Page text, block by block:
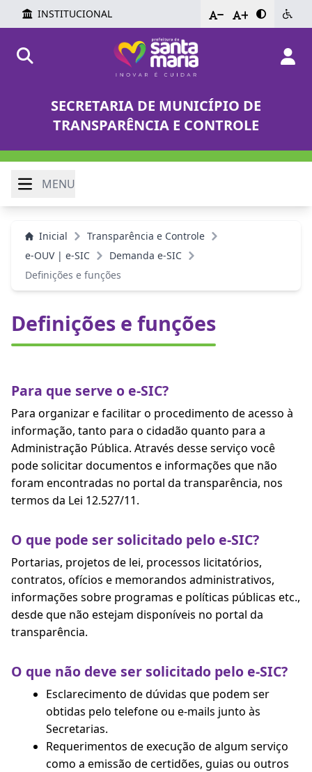
INSTITUCIONAL - +
SECRETARIA DE MUNICÍPIO DE
TRANSPARÊNCIA E CONTROLE
MENU
Inicial
Transparência e Controle
e-OUV | e-SIC
Demanda e-SIC
Definições e funções
Definições e funções
Para que serve o e-SIC?
Para organizar e facilitar o procedimento de acesso à
informação, tanto para o cidadão quanto para a
Administração Pública. Através desse serviço você
pode solicitar documentos e informações que não
foram encontradas no portal da transparência, nos
termos da Lei 12.527/11.
O que pode ser solicitado pelo e-SIC?
Portarias, projetos de lei, processos licitatórios,
contratos, ofícios e memorandos administrativos,
informações sobre programas e políticas públicas etc.,
desde que não estejam disponíveis no portal da
transparência.
O que não deve ser solicitado pelo e-SIC?
Esclarecimento de dúvidas que podem ser
obtidas pelo telefone ou e-mails junto às
Secretarias.
Requerimentos de execução de algum serviço
como a emissão de certidões, guias ou outros